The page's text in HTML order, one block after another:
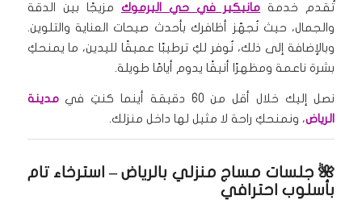
تُقدم خدمة مانيكير في حي اليرموك مزيجًا بين الدقة
والجمال، حيث نُجهّز أظافرك بأحدث صيحات العناية والتلوين.
وبالإضافة إلى ذلك، نُوفر لكِ ترطيبًا عميقًا لليدين، ما يمنحكِ
بشرة ناعمة ومظهرًا أنيقًا يدوم أيامًا طويلة.
نصل إليك خلال أقل من 60 دقيقة أينما كنتِ في
مدينة
الرياض، ونمنحكِ راحة لا مثيل لها داخل منزلك.
🌺 جلسات مساج منزلي بالرياض– استرخاء تام
بأسلوب احترافي